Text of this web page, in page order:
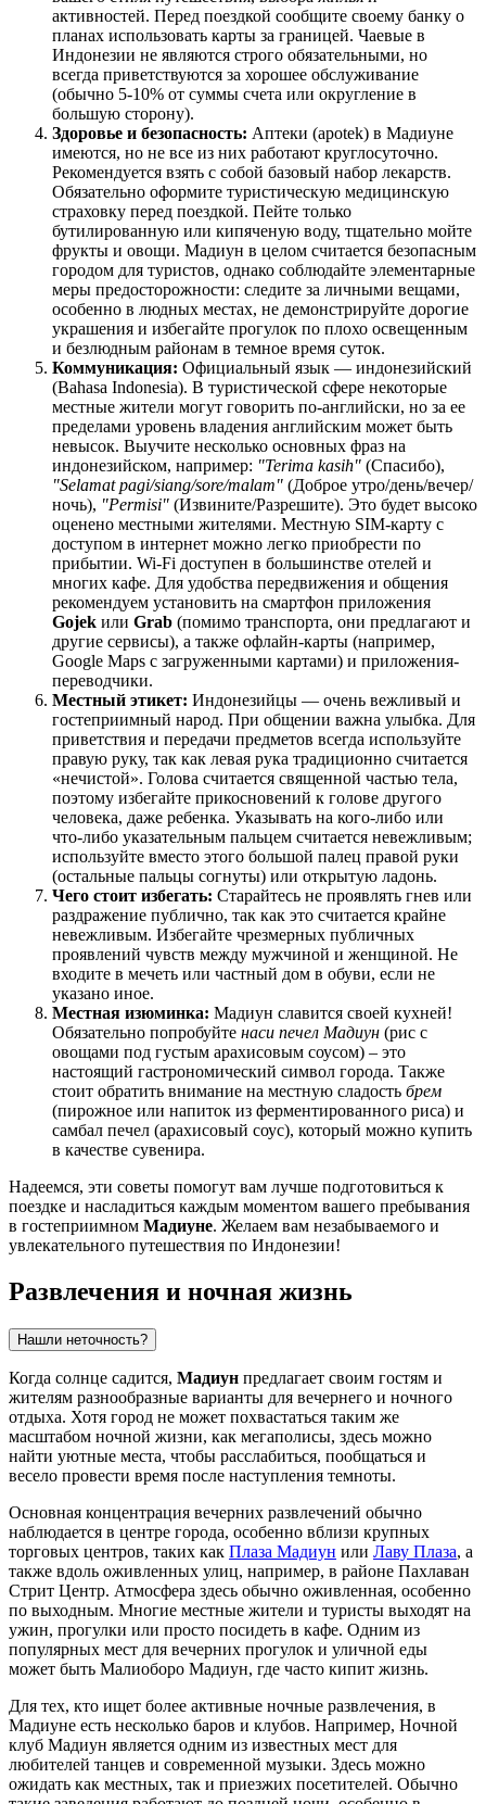
активностей. Перед поездкой сообщите своему банку о
планах использовать карты за границей. Чаевые в
Индонезии не являются строго обязательными, но
всегда приветствуются за хорошее обслуживание
(обычно 5-10% от суммы счета или округление в
большую сторону).
Здоровье и безопасность: Аптеки (apotek) в Мадиуне
имеются, но не все из них работают круглосуточно.
Рекомендуется взять с собой базовый набор лекарств.
Обязательно оформите туристическую медицинскую
страховку перед поездкой. Пейте только
бутилированную или кипяченую воду, тщательно мойте
фрукты и овощи. Мадиун в целом считается безопасным
городом для туристов, однако соблюдайте элементарные
меры предосторожности: следите за личными вещами,
особенно в людных местах, не демонстрируйте дорогие
украшения и избегайте прогулок по плохо освещенным
и безлюдным районам в темное время суток.
Коммуникация: Официальный язык — индонезийский
(Bahasa Indonesia). В туристической сфере некоторые
местные жители могут говорить по-английски, но за ее
пределами уровень владения английским может быть
невысок. Выучите несколько основных фраз на
индонезийском, например: "Terima kasih" (Спасибо),
"Selamat pagi/siang/sore/malam" (Доброе утро/день/вечер/
ночь), "Permisi" (Извините/Разрешите). Это будет высоко
оценено местными жителями. Местную SIM-карту с
доступом в интернет можно легко приобрести по
прибытии. Wi-Fi доступен в большинстве отелей и
многих кафе. Для удобства передвижения и общения
рекомендуем установить на смартфон приложения
Gojek или Grab (помимо транспорта, они предлагают и
другие сервисы), а также офлайн-карты (например,
Google Maps с загруженными картами) и приложения-
переводчики.
Местный этикет: Индонезийцы — очень вежливый и
гостеприимный народ. При общении важна улыбка. Для
приветствия и передачи предметов всегда используйте
правую руку, так как левая рука традиционно считается
«нечистой». Голова считается священной частью тела,
поэтому избегайте прикосновений к голове другого
человека, даже ребенка. Указывать на кого-либо или
что-либо указательным пальцем считается невежливым;
используйте вместо этого большой палец правой руки
(остальные пальцы согнуты) или открытую ладонь.
Чего стоит избегать: Старайтесь не проявлять гнев или
раздражение публично, так как это считается крайне
невежливым. Избегайте чрезмерных публичных
проявлений чувств между мужчиной и женщиной. Не
входите в мечеть или частный дом в обуви, если не
указано иное.
Местная изюминка: Мадиун славится своей кухней!
Обязательно попробуйте наси печел Мадиун (рис с
овощами под густым арахисовым соусом) – это
настоящий гастрономический символ города. Также
стоит обратить внимание на местную сладость брем
(пирожное или напиток из ферментированного риса) и
самбал печел (арахисовый соус), который можно купить
в качестве сувенира.
Надеемся, эти советы помогут вам лучше подготовиться к
поездке и насладиться каждым моментом вашего пребывания
в гостеприимном Мадиуне. Желаем вам незабываемого и
увлекательного путешествия по Индонезии!
Развлечения и ночная жизнь
Нашли неточность?
Когда солнце садится, Мадиун предлагает своим гостям и
жителям разнообразные варианты для вечернего и ночного
отдыха. Хотя город не может похвастаться таким же
масштабом ночной жизни, как мегаполисы, здесь можно
найти уютные места, чтобы расслабиться, пообщаться и
весело провести время после наступления темноты.
Основная концентрация вечерних развлечений обычно
наблюдается в центре города, особенно вблизи крупных
торговых центров, таких как Плаза Мадиун или Лаву Плаза, а
также вдоль оживленных улиц, например, в районе Пахлаван
Стрит Центр. Атмосфера здесь обычно оживленная, особенно
по выходным. Многие местные жители и туристы выходят на
ужин, прогулки или просто посидеть в кафе. Одним из
популярных мест для вечерних прогулок и уличной еды
может быть Малиоборо Мадиун, где часто кипит жизнь.
Для тех, кто ищет более активные ночные развлечения, в
Мадиуне есть несколько баров и клубов. Например, Ночной
клуб Мадиун является одним из известных мест для
любителей танцев и современной музыки. Здесь можно
ожидать как местных, так и приезжих посетителей. Обычно